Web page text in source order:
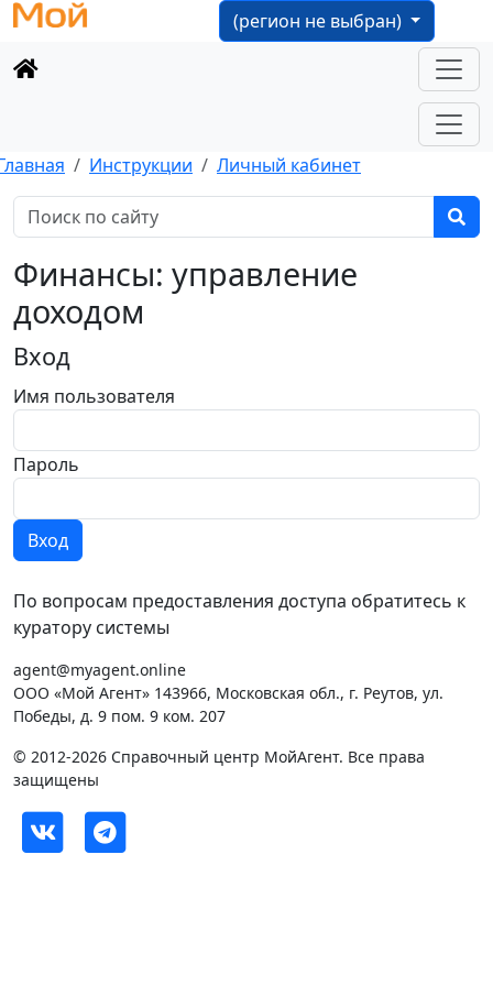
(регион не выбран)
Инструкции Личный кабинет
Финансы: управление
доходом
Вход
Имя пользователя
Пароль
По вопросам предоставления доступа обратитесь к
куратору системы
agent@myagent.online
ООО «Мой Агент» 143966, Московская обл., г. Реутов, ул.
Победы, д. 9 пом. 9 ком. 207
© 2012-2026 Справочный центр МойАгент. Все права
защищены